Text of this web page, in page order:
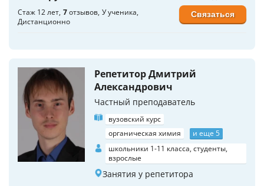
Стаж 12 лет 7отзывов У ученика
Дистанционно
Связаться
Репетитор Дмитрий
Александрович
Частный преподаватель
вузовский курс
органическая химия
и еще 5
школьники 1-11 класса, студенты,
взрослые
Занятия у репетитора